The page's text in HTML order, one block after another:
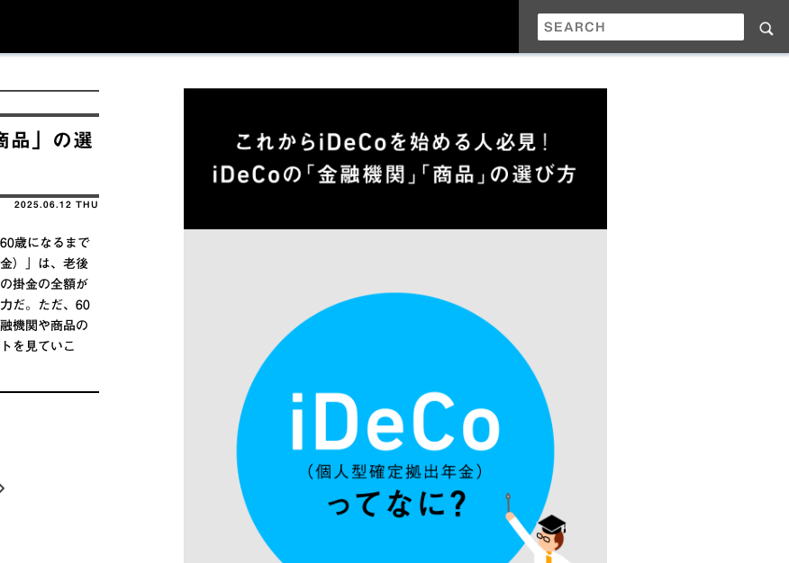
品」の選
2025.06.12 THU
歳になるまで
）」は、老後
掛金の全額が
だ。ただ、60
機関や商品の
を見ていこ